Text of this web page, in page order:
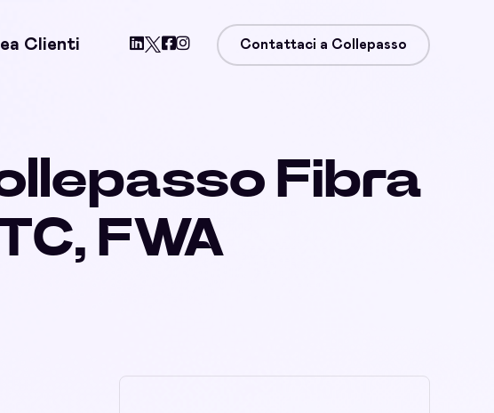
Clienti Contattaci a Collepasso
Fibra
FWA